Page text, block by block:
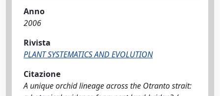
Anno
2006
Rivista
PLANT SYSTEMATICS AND EVOLUTION
Citazione
A unique orchid lineage across the Otranto strait: